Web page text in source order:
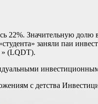
22%. Значительную
заняли паи
» (LQDT).
с детства